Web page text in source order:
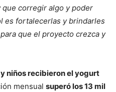
corregir algo y poder
es fortalecerlas y brindarles
que el proyecto crezca y
niños recibieron el yogurt
mensual superó los 13 mil